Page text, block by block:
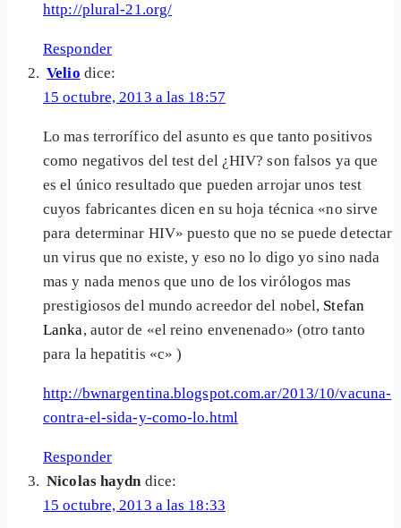
http://plural-21.org/
Responder
Velio dice:
15 octubre, 2013 a las 18:57
Lo mas terrorífico del asunto es que tanto positivos
como negativos del test del ¿HIV? son falsos ya que
es el único resultado que pueden arrojar unos test
cuyos fabricantes dicen en su hoja técnica «no sirve
para determinar HIV» puesto que no se puede detectar
un virus que no existe, y eso no lo digo yo sino nada
mas y nada menos que uno de los virólogos mas
prestigiosos del mundo acreedor del nobel, Stefan
Lanka, autor de «el reino envenenado» (otro tanto
para la hepatitis «c» )
http://bwnargentina.blogspot.com.ar/2013/10/vacuna-
contra-el-sida-y-como-lo.html
Responder
Nicolas haydn dice:
15 octubre, 2013 a las 18:33